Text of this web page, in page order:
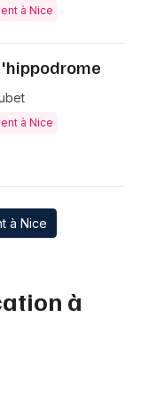
à Nice
à Nice
à Nice
à